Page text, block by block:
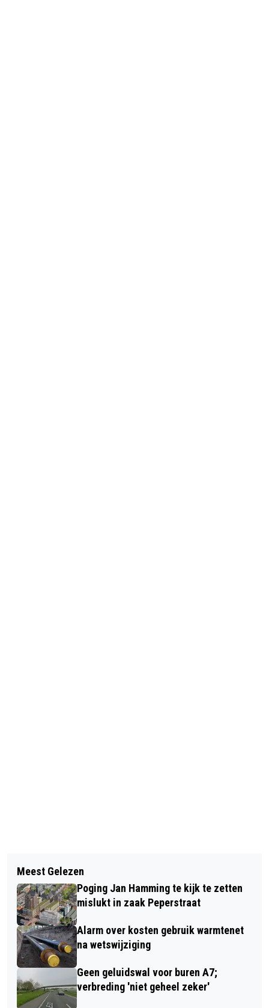
FNV ZET HOOG IN BIJ GESPREKKEN
OVER NIEUWE CAO SUPERS
VERKEERSHUFTERS OP DE KORREL IN
AANTAL ZAANDAMSE WIJKEN
Meest Gelezen
Poging Jan Hamming te kijk te zetten
mislukt in zaak Peperstraat
Alarm over kosten gebruik warmtenet
na wetswijziging
Geen geluidswal voor buren A7;
verbreding 'niet geheel zeker'